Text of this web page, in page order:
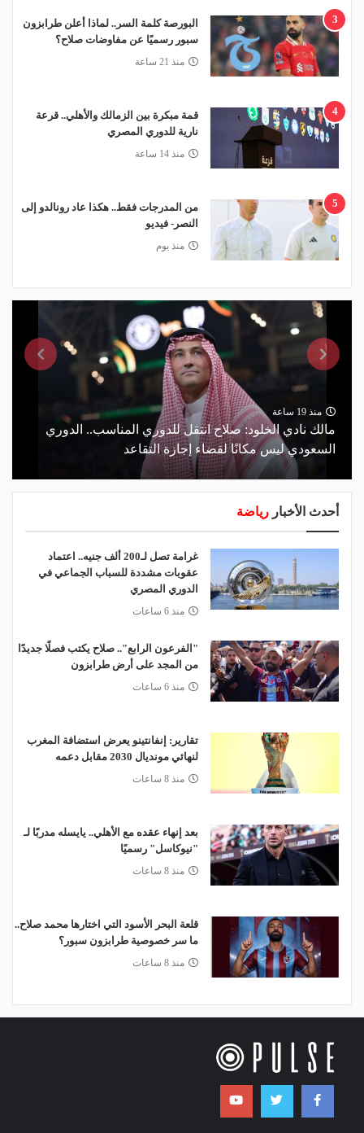
3
البورصة كلمة السر.. لماذا أعلن طرابزون
سبور رسميًا عن مفاوضات صلاح؟
منذ 21 ساعة
4
قمة مبكرة بين الزمالك والأهلي.. قرعة
نارية للدوري المصري
منذ 14 ساعة
5
من المدرجات فقط.. هكذا عاد رونالدو إلى
النصر- فيديو
منذ يوم
منذ 19 ساعة
مالك نادي الخلود: صلاح انتقل للدوري المناسب.. الدوري
السعودي ليس مكانًا لقضاء إجازة التقاعد
أحدث الأخبار رياضة
غرامة تصل لـ200 ألف جنيه.. اعتماد
عقوبات مشددة للسباب الجماعي في
الدوري المصري
منذ 6 ساعات
"الفرعون الرابع".. صلاح يكتب فصلًا جديدًا
من المجد على أرض طرابزون
منذ 6 ساعات
تقارير: إنفانتينو يعرض استضافة المغرب
لنهائي مونديال 2030 مقابل دعمه
منذ 8 ساعات
بعد إنهاء عقده مع الأهلي.. يايسله مدربًا لـ
"نيوكاسل" رسميًا
منذ 8 ساعات
قلعة البحر الأسود التي اختارها محمد صلاح..
ما سر خصوصية طرابزون سبور؟
منذ 8 ساعات